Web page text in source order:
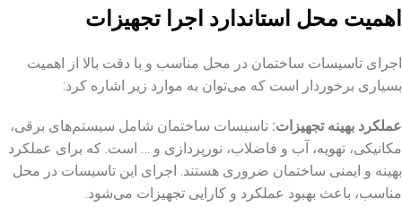
اهمیت محل استاندارد اجرا تجهیزات
اجرای تاسیسات ساختمان در محل مناسب و با دقت بالا از اهمیت
بسیاری برخوردار است که می‌توان به موارد زیر اشاره کرد:
عملکرد بهینه تجهیزات: تاسیسات ساختمان شامل سیستم‌های برقی،
مکانیکی، تهویه، آب و فاضلاب، نورپردازی و … است. که برای عملکرد
بهینه و ایمنی ساختمان ضروری هستند. اجرای این تاسیسات در محل
مناسب، باعث بهبود عملکرد و کارایی تجهیزات می‌شود.